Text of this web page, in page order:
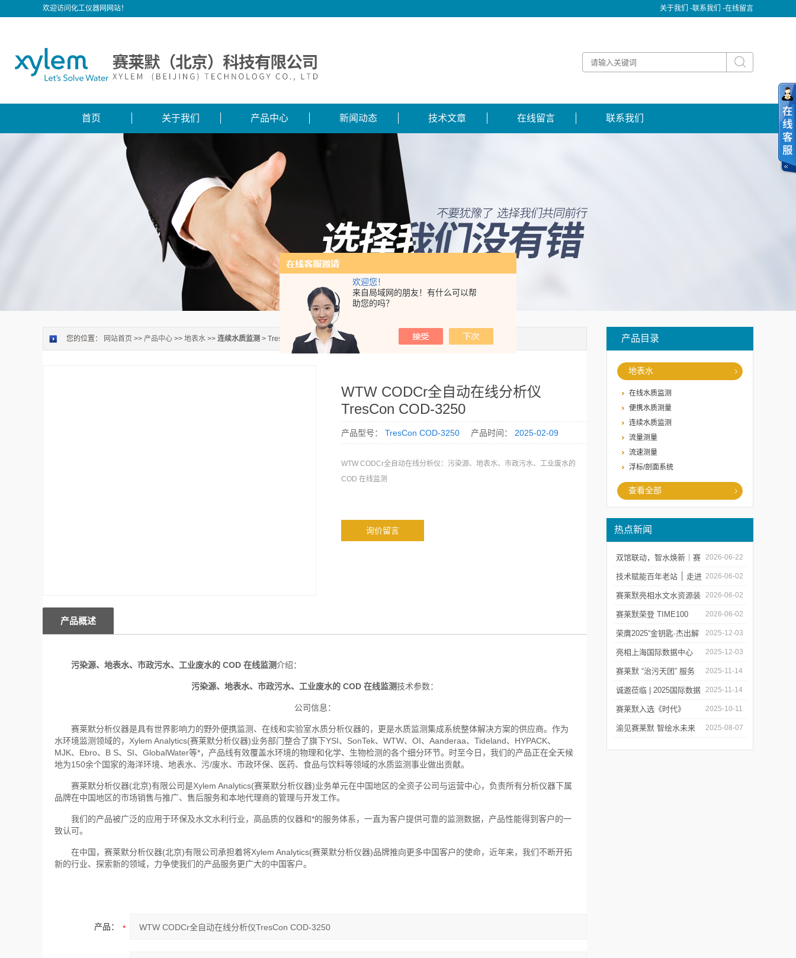
欢迎您！
来自局域网的朋友！有什么可以帮
助您的吗？
关于我们 -联系我们 -在线留言
欢迎访问化工仪器网网站！
首页 关于我们 产品中心 新闻动态 技术文章 在线留言 联系我们
产品目录
地表水
在线水质监测
便携水质测量
连续水质监测
流量测量
流速测量
浮标/剖面系统
查看全部
热点新闻
双馆联动，智水焕新｜赛
莱默精彩亮相2026上海世
环会
2026-06-22
技术赋能百年老站 ׀ 走进
都江堰：从千年治水智慧
到现代水文监测
2026-06-02
赛莱默亮相水文水资源装
备展 | 以数字化和智能化
技术赋能水文现代化建设
2026-06-02
赛莱默荣登 TIME100
2026 全球百强影响力企
业榜单
2026-06-02
荣膺2025“金钥匙·杰出解
决方案”！赛莱默青少年
水教育行动，浇灌可持续
发展未来
2025-12-03
亮相上海国际数据中心
展！赛莱默助力AI时代数
智未来
2025-12-03
赛莱默 “治污天团” 服务
亚洲污水处理厂
2025-11-14
诚邀莅临 | 2025国际数据
中心展
2025-11-14
赛莱默入选《时代》
“2025全球最佳公司”榜单
2025-10-11
渝见赛莱默 智绘水未来 2025-08-07
您的位置： 网站首页 >> 产品中心 >> 地表水 >> 连续水质监测 > TresCon COD-3250WTW CODCr全自动在线分析仪TresCon COD-3250
WTW CODCr全自动在线分析仪
TresCon COD-3250
产品型号： TresCon COD-3250 产品时间： 2025-02-09
WTW CODCr全自动在线分析仪：污染源、地表水、市政污水、工业废水的
COD 在线监测
询价留言
产品概述
污染源、地表水、市政污水、工业废水的 COD 在线监测介绍：
污染源、地表水、市政污水、工业废水的 COD 在线监测技术参数：
公司信息：
赛莱默分析仪器是具有世界影响力的野外便携监测、在线和实验室水质分析仪器的，更是水质监测集成系统整体解决方案的供应商。作为
水环境监测领域的，Xylem Analytics(赛莱默分析仪器)业务部门整合了旗下YSI、SonTek、WTW、OI、Aanderaa、Tideland、HYPACK、
MJK、Ebro、B S、SI、GlobalWater等*，产品线有效覆盖水环境的物理和化学、生物检测的各个细分环节。时至今日，我们的产品正在全天候
地为150余个国家的海洋环境、地表水、污/废水、市政环保、医药、食品与饮料等领域的水质监测事业做出贡献。
赛莱默分析仪器(北京)有限公司是Xylem Analytics(赛莱默分析仪器)业务单元在中国地区的全资子公司与运营中心，负责所有分析仪器下属
品牌在中国地区的市场销售与推广、售后服务和本地代理商的管理与开发工作。
我们的产品被广泛的应用于环保及水文水利行业，高品质的仪器和*的服务体系，一直为客户提供可靠的监测数据，产品性能得到客户的一
致认可。
在中国，赛莱默分析仪器(北京)有限公司承担着将Xylem Analytics(赛莱默分析仪器)品牌推向更多中国客户的使命，近年来，我们不断开拓
新的行业、探索新的领域，力争使我们的产品服务更广大的中国客户。
产品：